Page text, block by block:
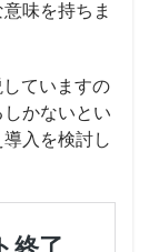
味を持ちま
ていますの
しかないとい
入を検討し